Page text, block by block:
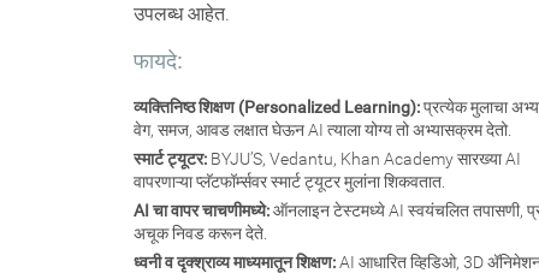
उपलब्ध आहेत.
फायदे:
व्यक्तिनिष्ठ शिक्षण (Personalized Learning):प्रत्येक मुलाचा
वेग, समज, आवड लक्षात घेऊन AI त्याला योग्य तो अभ्यासक्रम देतो.
स्मार्ट ट्यूटर:BYJU’S, Vedantu, Khan Academy सारख्या AI
वापरणाऱ्या प्लॅटफॉर्म्सवर स्मार्ट ट्यूटर मुलांना शिकवतात.
AI चा वापर चाचणीमध्ये:ऑनलाइन टेस्टमध्ये AI स्वयंचलित तपासणी,
अचूक निवड करून देते.
ध्वनी व दृक्श्राव्य माध्यमातून शिक्षण:AI आधारित व्हिडिओ, 3D